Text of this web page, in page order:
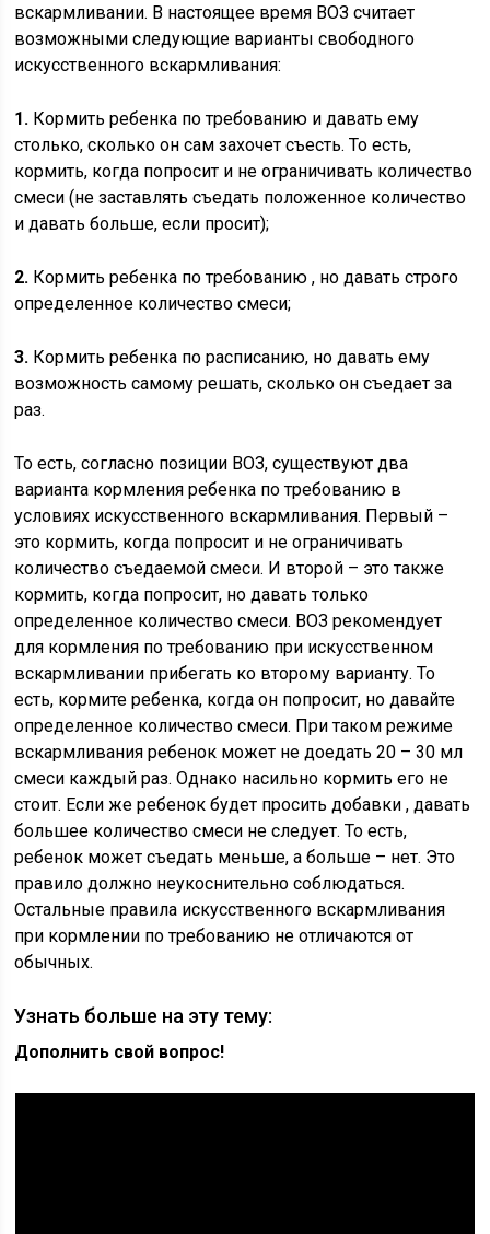
вскармливании. В настоящее время ВОЗ считает
возможными следующие варианты свободного
искусственного вскармливания:
1. Кормить ребенка по требованию и давать ему
столько, сколько он сам захочет съесть. То есть,
кормить, когда попросит и не ограничивать количество
смеси (не заставлять съедать положенное количество
и давать больше, если просит);
2. Кормить ребенка по требованию , но давать строго
определенное количество смеси;
3. Кормить ребенка по расписанию, но давать ему
возможность самому решать, сколько он съедает за
раз.
То есть, согласно позиции ВОЗ, существуют два
варианта кормления ребенка по требованию в
условиях искусственного вскармливания. Первый –
это кормить, когда попросит и не ограничивать
количество съедаемой смеси. И второй – это также
кормить, когда попросит, но давать только
определенное количество смеси. ВОЗ рекомендует
для кормления по требованию при искусственном
вскармливании прибегать ко второму варианту. То
есть, кормите ребенка, когда он попросит, но давайте
определенное количество смеси. При таком режиме
вскармливания ребенок может не доедать 20 – 30 мл
смеси каждый раз. Однако насильно кормить его не
стоит. Если же ребенок будет просить добавки , давать
большее количество смеси не следует. То есть,
ребенок может съедать меньше, а больше – нет. Это
правило должно неукоснительно соблюдаться.
Остальные правила искусственного вскармливания
при кормлении по требованию не отличаются от
обычных.
Узнать больше на эту тему:
Дополнить свой вопрос!